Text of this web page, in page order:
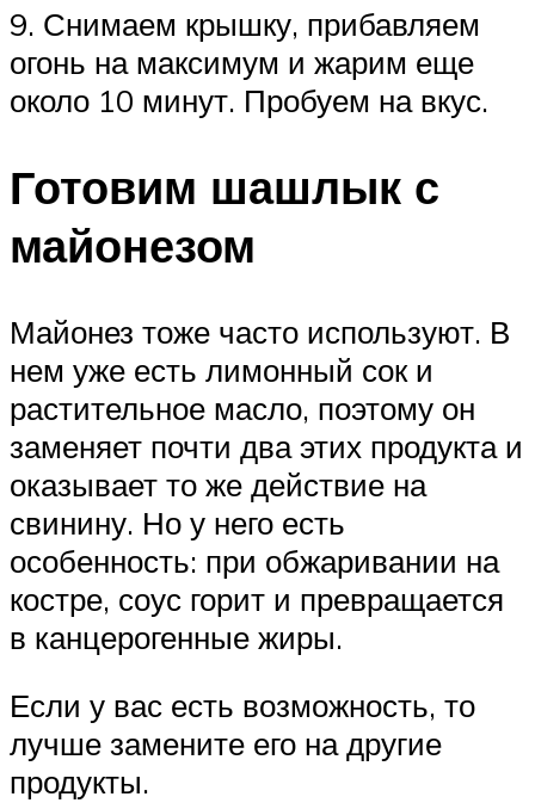
9. Снимаем крышку, прибавляем
огонь на максимум и жарим еще
около 10 минут. Пробуем на вкус.
Готовим шашлык с
майонезом
Майонез тоже часто используют. В
нем уже есть лимонный сок и
растительное масло, поэтому он
заменяет почти два этих продукта и
оказывает то же действие на
свинину. Но у него есть
особенность: при обжаривании на
костре, соус горит и превращается
в канцерогенные жиры.
Если у вас есть возможность, то
лучше замените его на другие
продукты.